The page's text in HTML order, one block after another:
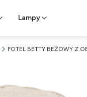
Lampy
FOTEL BETTY BEŻOWY Z